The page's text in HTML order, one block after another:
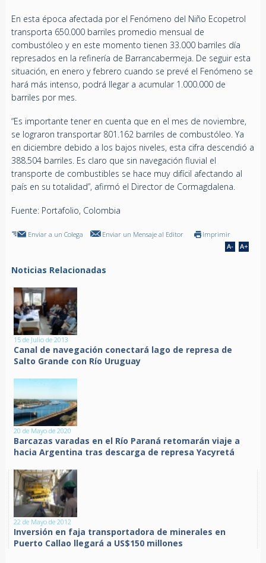
En esta época afectada por el Fenómeno del Niño Ecopetrol
transporta 650.000 barriles promedio mensual de
combustóleo y en este momento tienen 33.000 barriles día
represados en la refinería de Barrancabermeja. De seguir esta
situación, en enero y febrero cuando se prevé el Fenómeno se
hará más intenso, podrá llegar a acumular 1.000.000 de
barriles por mes.
“Es importante tener en cuenta que en el mes de noviembre,
se lograron transportar 801.162 barriles de combustóleo. Ya
en diciembre debido a los bajos niveles, esta cifra descendió a
388.504 barriles. Es claro que sin navegación fluvial el
transporte de combustibles se hace muy difícil afectando al
país en su totalidad”, afirmó el Director de Cormagdalena.
Fuente: Portafolio, Colombia
Enviar a un Colega Enviar un Mensaje al Editor Imprimir
Noticias Relacionadas
15 de Julio de 2013
Canal de navegación conectará lago de represa de
Salto Grande con Río Uruguay
20 de Mayo de 2020
Barcazas varadas en el Río Paraná retomarán viaje a
hacia Argentina tras descarga de represa Yacyretá
22 de Mayo de 2012
Inversión en faja transportadora de minerales en
Puerto Callao llegará a US$150 millones